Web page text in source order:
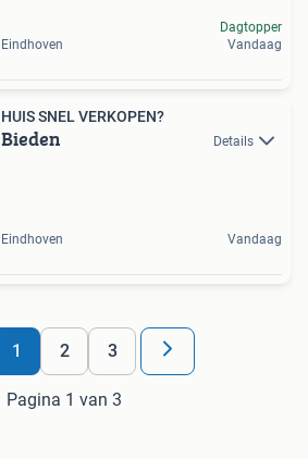
Eindhoven
Dagtopper
Vandaag
HUIS SNEL VERKOPEN?
Bieden Details
Eindhoven Vandaag
1 2 3
Pagina 1 van 3